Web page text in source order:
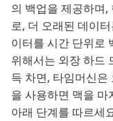
의 백업을 제공하며
로, 더 오래된 데이
이터를 시간 단위로
위해서는 외장 하드
득 차면, 타임머신은
을 사용하면 맥을
아래 단계를 따르세